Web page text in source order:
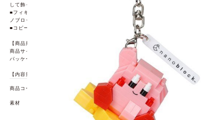
して飾ったり、自由に楽しむことができます。
■フィギュアのブロックポッチはナノブロックと同規格になっており、手持ちのナ
ノブロックでプチアレンジが可能です。
■コピーライト：(C) Nintendo / HAL Laboratory, Inc.
【商品規格】
商品サイズ：(約)52×44×47mm
パッケージサイズ：W52×H150×D47mm
【内容量】パッケージ込み：23g
商品コード 69920599
素材
【材質】
本体：ABS、MABS